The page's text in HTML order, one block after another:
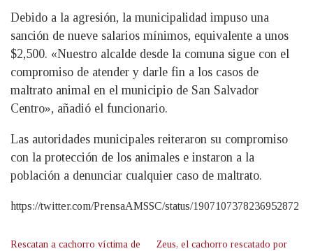
Debido a la agresión, la municipalidad impuso una
sanción de nueve salarios mínimos, equivalente a unos
$2,500. «Nuestro alcalde desde la comuna sigue con el
compromiso de atender y darle fin a los casos de
maltrato animal en el municipio de San Salvador
Centro», añadió el funcionario.
Las autoridades municipales reiteraron su compromiso
con la protección de los animales e instaron a la
población a denunciar cualquier caso de maltrato.
https://twitter.com/PrensaAMSSC/status/1907107378236952872
Rescatan a cachorro víctima de
Zeus, el cachorro rescatado por